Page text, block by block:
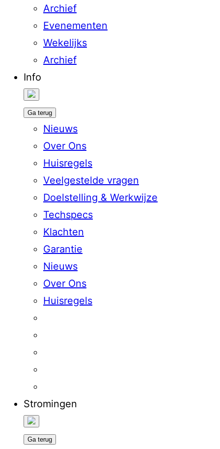
Archief
Evenementen
Wekelijks
Archief
Info
Ga terug
Nieuws
Over Ons
Huisregels
Veelgestelde vragen
Doelstelling & Werkwijze
Techspecs
Klachten
Garantie
Nieuws
Over Ons
Huisregels
Stromingen
Ga terug